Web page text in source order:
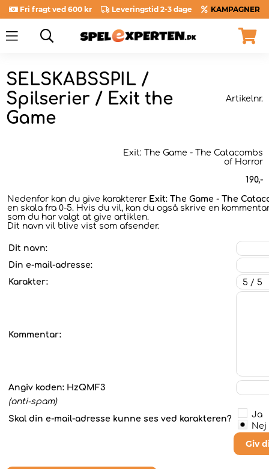
Fri fragt ved 600 kr Leveringstid 2-3 dage KAMPAGNER
SELSKABSSPIL /
Spilserier / Exit the
Game
Artikelnr.
Exit: The Game - The Catacombs
of Horror
190,-
Nedenfor kan du give karakterer Exit: The Game - The
en skala fra 0-5. Hvis du vil, kan du også skrive en
som du har valgt at give artiklen.
Dit navn vil blive vist som afsender.
Dit navn:
Din e-mail-adresse:
Karakter:
Kommentar:
Angiv koden: HzQMF3
(anti-spam)
Skal din e-mail-adresse kunne ses ved karakteren?
Ja
Nej
Giv